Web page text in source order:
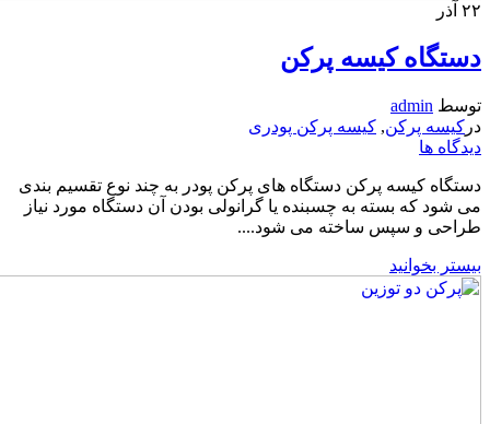
۲۲ آذر
دستگاه کیسه پرکن
توسط admin
در کیسه پرکن, کیسه پرکن پودری
دیدگاه ها
دستگاه کیسه پرکن دستگاه های پرکن پودر به چند نوع تقسیم بندی
می شود که بسته به چسبنده یا گرانولی بودن آن دستگاه مورد نیاز
طراحی و سپس ساخته می شود....
بیستر بخوانید